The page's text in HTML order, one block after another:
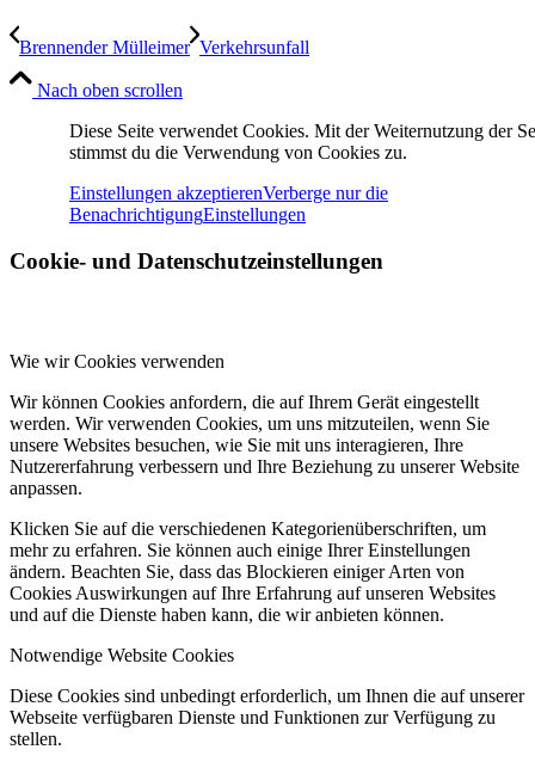
Brennender Mülleimer Verkehrsunfall
Nach oben scrollen
Diese Seite verwendet Cookies. Mit der Weiternutzung der
stimmst du die Verwendung von Cookies zu.
Einstellungen akzeptierenVerberge nur die
BenachrichtigungEinstellungen
Cookie- und Datenschutzeinstellungen
Wie wir Cookies verwenden
Wir können Cookies anfordern, die auf Ihrem Gerät eingestellt
werden. Wir verwenden Cookies, um uns mitzuteilen, wenn Sie
unsere Websites besuchen, wie Sie mit uns interagieren, Ihre
Nutzererfahrung verbessern und Ihre Beziehung zu unserer Website
anpassen.
Klicken Sie auf die verschiedenen Kategorienüberschriften, um
mehr zu erfahren. Sie können auch einige Ihrer Einstellungen
ändern. Beachten Sie, dass das Blockieren einiger Arten von
Cookies Auswirkungen auf Ihre Erfahrung auf unseren Websites
und auf die Dienste haben kann, die wir anbieten können.
Notwendige Website Cookies
Diese Cookies sind unbedingt erforderlich, um Ihnen die auf unserer
Webseite verfügbaren Dienste und Funktionen zur Verfügung zu
stellen.